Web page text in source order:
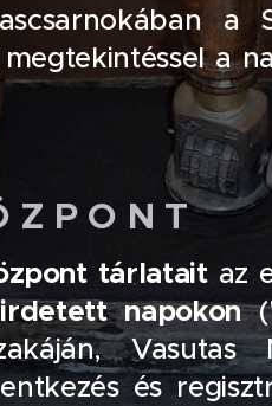
a
Z P O N T
tárlatait az
napokon
és